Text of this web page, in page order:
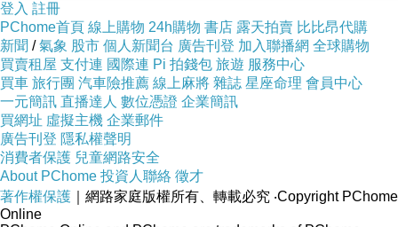
登入 註冊
PChome首頁 線上購物 24h購物 書店 露天拍賣 比比昂代購
新聞 /氣象 股市 個人新聞台 廣告刊登 加入聯播網 全球購物
買賣租屋 支付連 國際連 Pi 拍錢包 旅遊 服務中心
買車 旅行團 汽車險推薦 線上麻將 雜誌 星座命理 會員中心
一元簡訊 直播達人 數位憑證 企業簡訊
買網址 虛擬主機 企業郵件
廣告刊登 隱私權聲明
消費者保護 兒童網路安全
About PChome 投資人聯絡 徵才
著作權保護 ｜網路家庭版權所有、轉載必究 ‧Copyright PChome
Online